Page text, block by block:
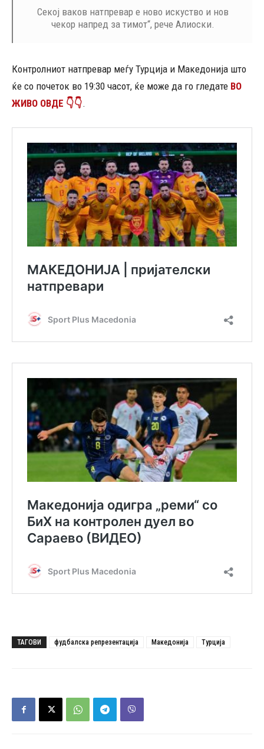
Секој ваков натпревар е ново искуство и нов
чекор напред за тимот“, рече Алиоски.
Контролниот натпревар меѓу Турција и Македонија што
ќе со почеток во 19:30 часот, ќе може да го гледате ВО
ЖИВО ОВДЕ 👇👇.
ТАГОВИ фудбалска репрезентација Македонија Турција